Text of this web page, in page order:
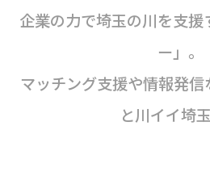
企業の力で埼玉の川を支
ー」。
マッチング支援や情報発
と川イイ埼